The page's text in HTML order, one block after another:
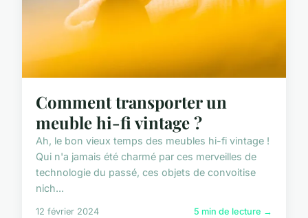
Comment transporter un
meuble hi-fi vintage ?
Ah, le bon vieux temps des meubles hi-fi vintage !
Qui n'a jamais été charmé par ces merveilles de
technologie du passé, ces objets de convoitise
nich...
12 février 2024 5 min de lecture →